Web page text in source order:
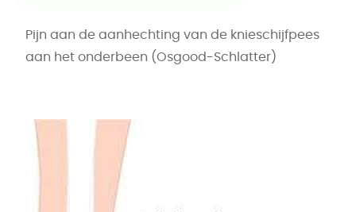
Pijn aan de aanhechting van de knieschijfpees
aan het onderbeen (Osgood-Schlatter)